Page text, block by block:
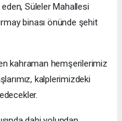
Süleler Mahallesi
binası önünde şehit
kahraman hemşerilerimiz
kalplerimizdeki